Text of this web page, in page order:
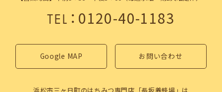
TEL：0120-40-1183
Google MAP お問い合わせ